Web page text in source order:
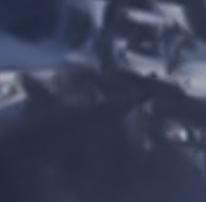
Teknik Kurul ve Alt Kurul
Üyelerimiz Belirlendi
18 Temmuz 2026
KAYAKLI KOŞU VE BİATHLON
3.KADEME ANTRENÖRLÜK KURSU